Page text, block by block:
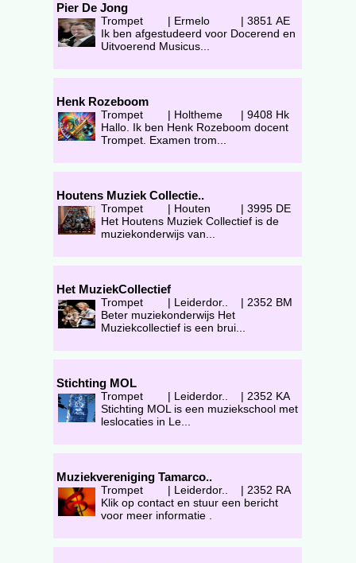
Pier De Jong
Trompet | Ermelo | 3851 AE
Ik ben afgestudeerd voor Docerend en
Uitvoerend Musicus...
Henk Rozeboom
Trompet | Holtheme | 9408 Hk
Hallo. Ik ben Henk Rozeboom docent
Trompet. Examen trom...
Houtens Muziek Collectie..
Trompet | Houten | 3995 DE
Het Houtens Muziek Collectief is de
muziekonderwijs van...
Het MuziekCollectief
Trompet | Leiderdor.. | 2352 BM
Beter muziekonderwijs Het
Muziekcollectief is een brui...
Stichting MOL
Trompet | Leiderdor.. | 2352 KA
Stichting MOL is een muziekschool met
leslocaties in Le...
Muziekvereniging Tamarco..
Trompet | Leiderdor.. | 2352 RA
Klik op contact en stuur een bericht
voor meer informatie .